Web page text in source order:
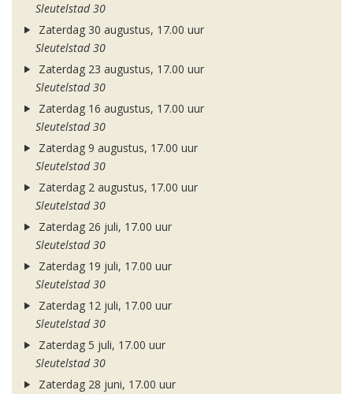
Sleutelstad 30
Zaterdag 30 augustus, 17.00 uur
Sleutelstad 30
Zaterdag 23 augustus, 17.00 uur
Sleutelstad 30
Zaterdag 16 augustus, 17.00 uur
Sleutelstad 30
Zaterdag 9 augustus, 17.00 uur
Sleutelstad 30
Zaterdag 2 augustus, 17.00 uur
Sleutelstad 30
Zaterdag 26 juli, 17.00 uur
Sleutelstad 30
Zaterdag 19 juli, 17.00 uur
Sleutelstad 30
Zaterdag 12 juli, 17.00 uur
Sleutelstad 30
Zaterdag 5 juli, 17.00 uur
Sleutelstad 30
Zaterdag 28 juni, 17.00 uur